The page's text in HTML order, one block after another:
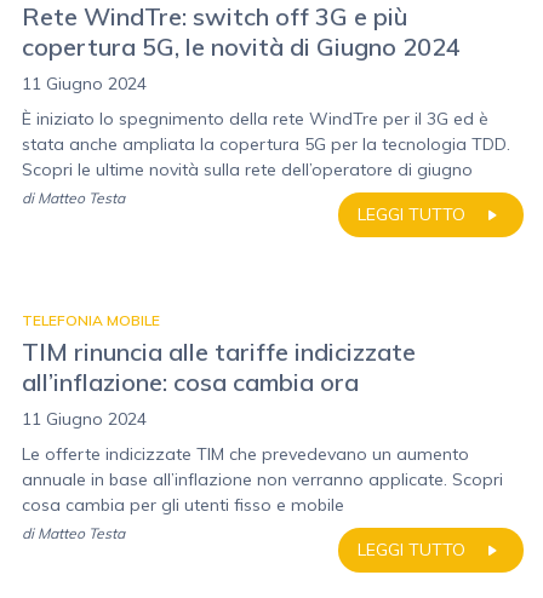
Rete WindTre: switch off 3G e più
copertura 5G, le novità di Giugno 2024
11 Giugno 2024
È iniziato lo spegnimento della rete WindTre per il 3G ed è
stata anche ampliata la copertura 5G per la tecnologia TDD.
Scopri le ultime novità sulla rete dell’operatore di giugno
LEGGI TUTTO
di Matteo Testa
TELEFONIA MOBILE
TIM rinuncia alle tariffe indicizzate
all’inflazione: cosa cambia ora
11 Giugno 2024
Le offerte indicizzate TIM che prevedevano un aumento
annuale in base all’inflazione non verranno applicate. Scopri
cosa cambia per gli utenti fisso e mobile
LEGGI TUTTO
di Matteo Testa